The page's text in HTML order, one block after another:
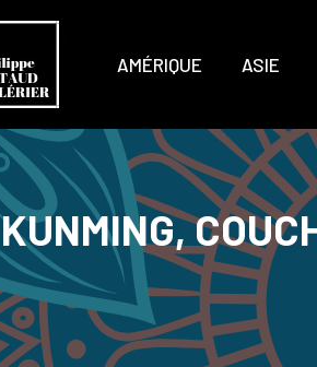
AMÉRIQUE ASIE